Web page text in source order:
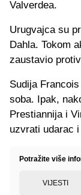
Valverdea.
Urugvajca su
Dahla. Tokom
zaustavio
Sudija
soba. Ipak,
Prestiannija i
uzvrati udarac
Potražite više
VIJESTI